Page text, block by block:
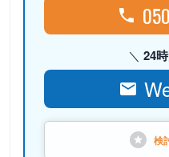
24
検